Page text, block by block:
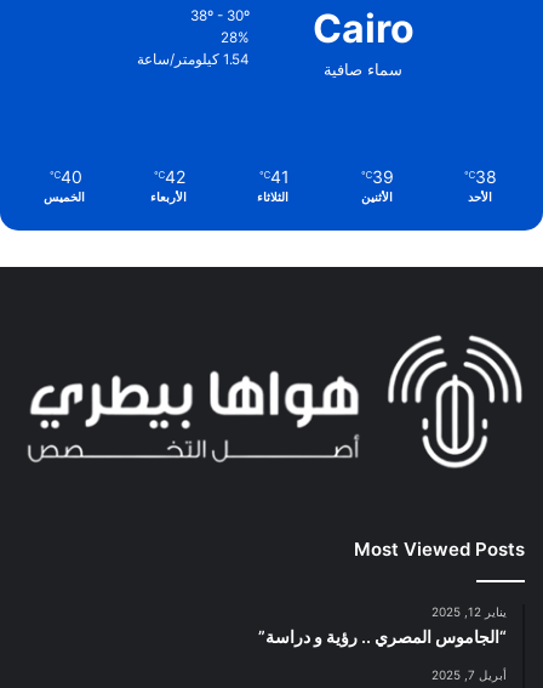
Cairo
سماء صافية
38º - 30º
28%
1.54 كيلومتر/ساعة
38
℃
الأحد
39
℃
الأثنين
41
℃
الثلاثاء
42
℃
الأربعاء
40
℃
الخميس
Most Viewed Posts
يناير 12, 2025
“الجاموس المصري .. رؤية و دراسة”
أبريل 7, 2025